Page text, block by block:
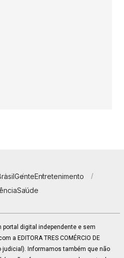
GenteEntretenimento
Saúde
portal digital independente e sem
a EDITORA TRES COMÉRCIO DE
judicial). Informamos também que não